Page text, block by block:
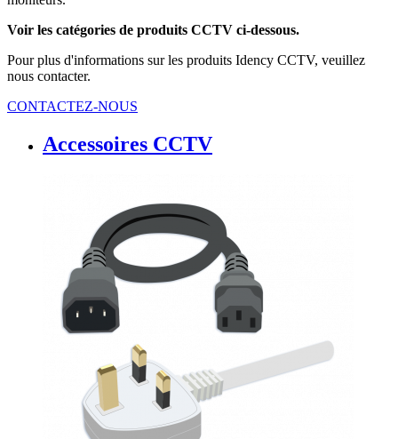
Voir les catégories de produits CCTV ci-dessous.
Pour plus d'informations sur les produits Idency CCTV, veuillez
nous contacter.
CONTACTEZ-NOUS
Accessoires CCTV